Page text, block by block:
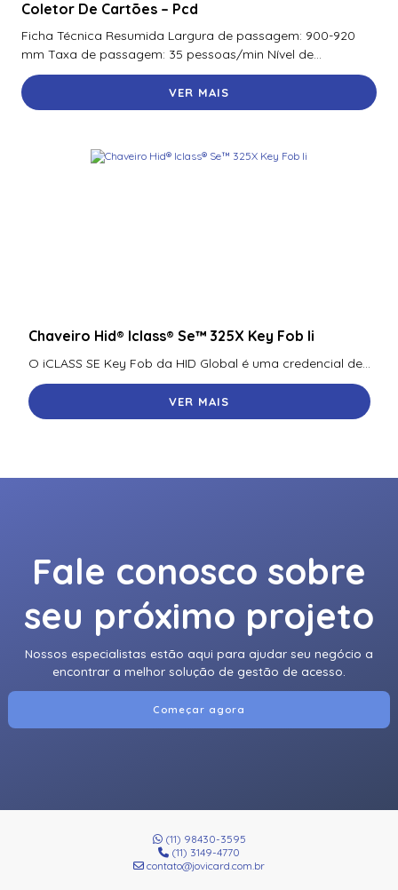
Coletor De Cartões – Pcd
Ficha Técnica Resumida Largura de passagem: 900-920
mm Taxa de passagem: 35 pessoas/min Nível de...
VER MAIS
Chaveiro Hid® Iclass® Se™ 325X Key Fob Ii
O iCLASS SE Key Fob da HID Global é uma credencial de...
VER MAIS
Fale conosco sobre
seu próximo projeto
Nossos especialistas estão aqui para ajudar seu negócio a
encontrar a melhor solução de gestão de acesso.
Começar agora
(11) 98430-3595
(11) 3149-4770
contato@jovicard.com.br